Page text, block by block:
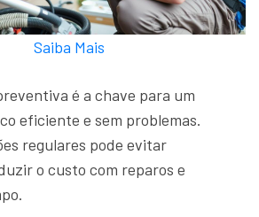
Saiba Mais
é a chave para um
eficiente e sem problemas.
regulares pode evitar
o custo com reparos e